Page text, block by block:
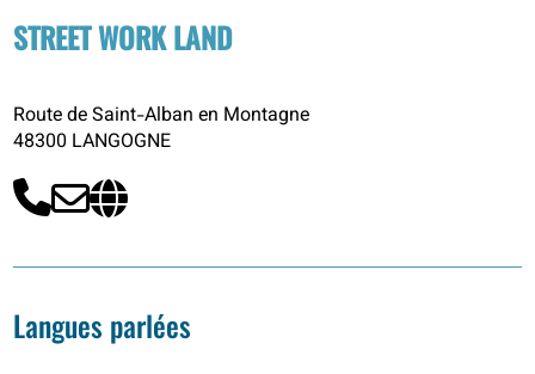
STREET WORK LAND
Route de Saint-Alban en Montagne
48300 LANGOGNE
Langues parlées